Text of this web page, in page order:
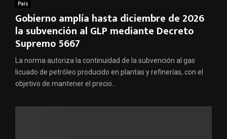
País
Gobierno amplía hasta diciembre de 2026
la subvención al GLP mediante Decreto
Supremo 5667
La norma autoriza la continuidad de la subvención al gas
licuado de petróleo producido en plantas y refinerías, con el
objetivo de mantener el precio...